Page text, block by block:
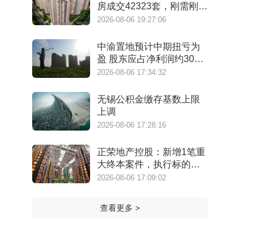
房成交42323套，刚需刚改
撑起"量的回归"
2026-08-06 19:27:06
中渝置地预计中期扭亏为
盈 股东应占净利润约3000
万港元
2026-08-06 17:34:32
无锡公积金缴存基数上限
上调
2026-08-06 17:28:16
正荣地产控股：新增1笔重
大终本案件，执行标的金
额为4.73亿元
2026-08-06 17:09:02
查看更多 >